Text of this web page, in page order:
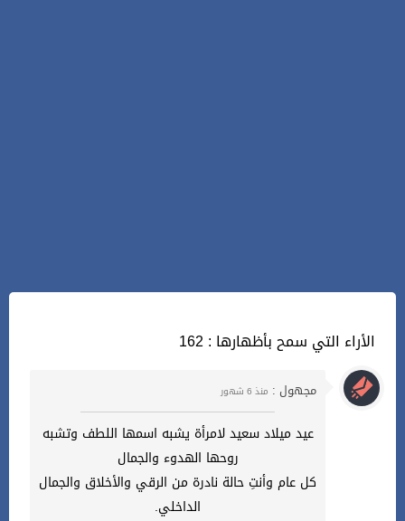
162 : الأراء التي سمح بأظهارها
مجهول : منذ 6 شهور
عيد ميلاد سعيد لامرأة يشبه اسمها اللطف وتشبه
روحها الهدوء والجمال
كل عام وأنتِ حالة نادرة من الرقي والأخلاق والجمال
الداخلي.